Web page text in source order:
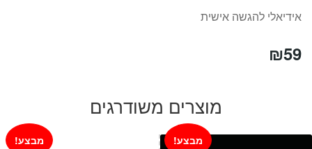
אידיאלי להגשה אישית
₪59
מוצרים משודרגים
מבצע! מבצע!